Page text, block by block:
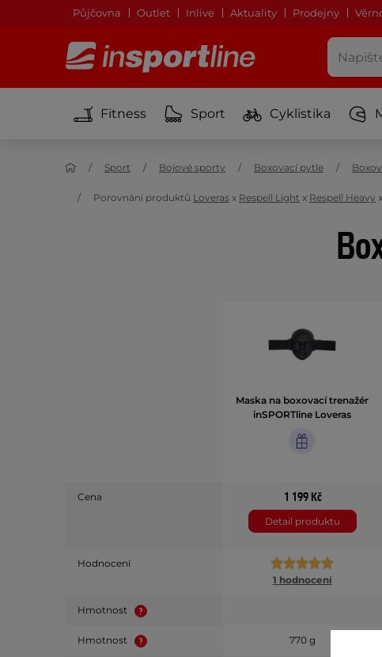
Půjčovna Outlet Inlive Aktuality Prodejny
Fitness Sport Cyklistika
Sport Bojové sporty Boxovací pytle
Porovnání produktů Loveras x Respell Light x Respell Heavy x
Maska na boxovací trenažér
inSPORTline Loveras
Cena 1 199 Kč
Detail produktu
Hodnocení
1 hodnocení
Hmotnost
Hmotnost 770 g